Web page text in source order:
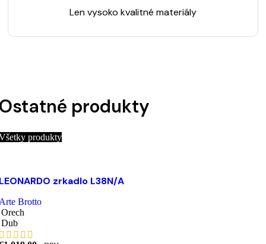
Len vysoko kvalitné materiály
produkty
produkty
vybrať na stránke produktu.
zrkadlo L38N/A
Brotto
Orech
Dub